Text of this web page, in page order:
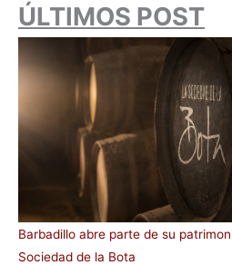
ÚLTIMOS POST
Barbadillo abre parte de su
Sociedad de la Bota